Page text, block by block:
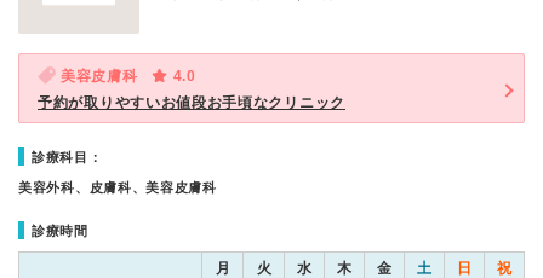
美容皮膚科
4.0
予約が取りやすいお値段お手頃なクリニック
診療科目：
美容外科、皮膚科、美容皮膚科
診療時間
月 火 水 木 金 土 日 祝